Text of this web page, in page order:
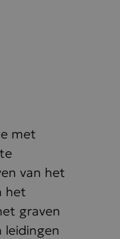
met
van het
het
graven
leidingen